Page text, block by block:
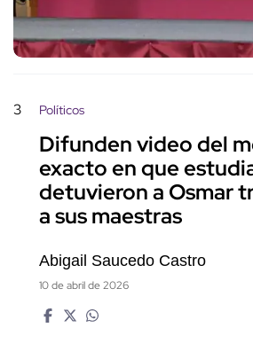
3 Políticos
Difunden video del
exacto en que
detuvieron a Osmar
a sus maestras
Abigail Saucedo Castro
10 de abril de 2026